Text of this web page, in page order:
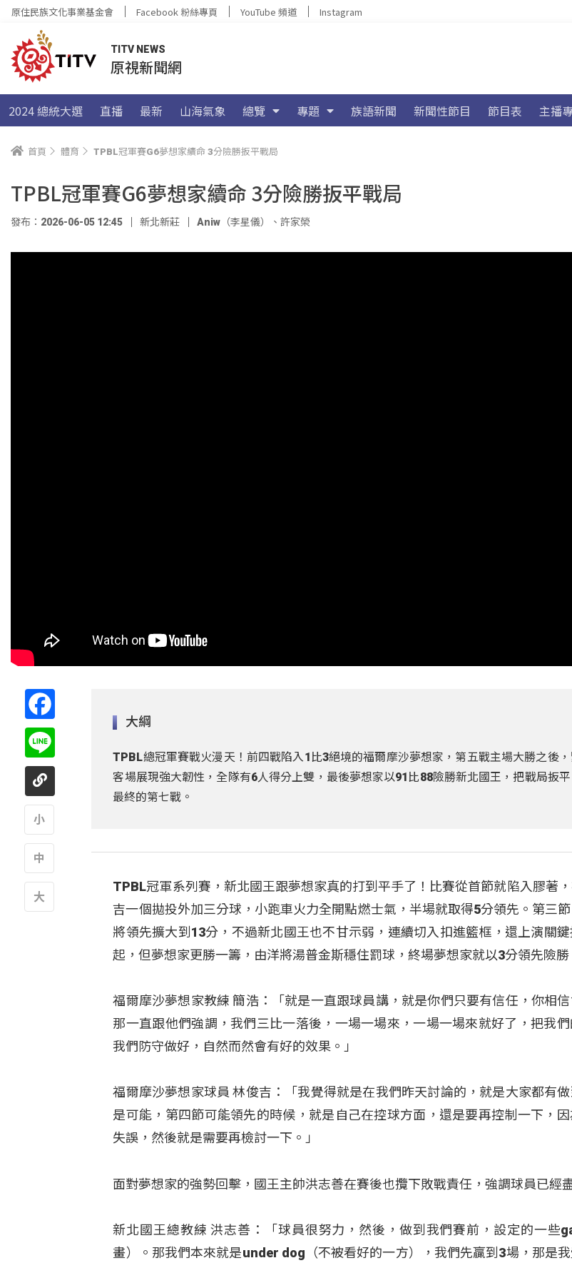
原住民族文化事業基金會 Facebook 粉絲專頁 YouTube 頻道 Instagram
TITV NEWS
原視新聞網
2024 總統大選 直播 最新 山海氣象 總覽 專題 族語新聞 新聞性節目 節目表 主播
首頁 體育 TPBL冠軍賽G6夢想家續命 3分險勝扳平戰局
TPBL冠軍賽G6夢想家續命 3分險勝扳平戰局
發布：2026-06-05 12:45 新北新莊 Aniw（李星儀） 、 許家榮
大綱
TPBL總冠軍賽戰火漫天！前四戰陷入1比3絕境的福爾摩沙夢想家，第五戰主場大勝之後
客場展現強大韌性，全隊有6人得分上雙，最後夢想家以91比88險勝新北國王，把戰局扳
最終的第七戰。
TPBL冠軍系列賽，新北國王跟夢想家真的打到平手了！比賽從首節就陷入膠著
吉一個拋投外加三分球，小跑車火力全開點燃士氣，半場就取得5分領先。第三
將領先擴大到13分，不過新北國王也不甘示弱，連續切入扣進籃框，還上演關
起，但夢想家更勝一籌，由洋將湯普金斯穩住罰球，終場夢想家就以3分領先險勝
福爾摩沙夢想家教練 簡浩：「就是一直跟球員講，就是你們只要有信任，你相信
那一直跟他們強調，我們三比一落後，一場一場來，一場一場來就好了，把我
我們防守做好，自然而然會有好的效果 。」
福爾摩沙夢想家球員 林俊吉：「我覺得就是在我們昨天討論的，就是大家都有
是可能，第四節可能領先的時候，就是自己在控球方面，還是要再控制一下，
失誤，然後就是需要再檢討一下。」
面對夢想家的強勢回擊，國王主帥洪志善在賽後也攬下敗戰責任，強調球員已經
新北國王總教練 洪志善：「球員很努力，然後，做到我們賽前，設定的一些
畫）。那我們本來就是under dog（不被看好的一方），我們先贏到3場，那是